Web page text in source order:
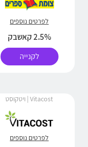
לפרטים נוספים
2.5% קאשבק
לקנייה
Vitacost | ויטקוסט
לפרטים נוספים